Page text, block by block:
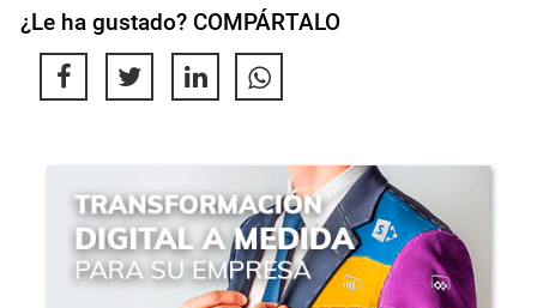
¿Le ha gustado? COMPÁRTALO